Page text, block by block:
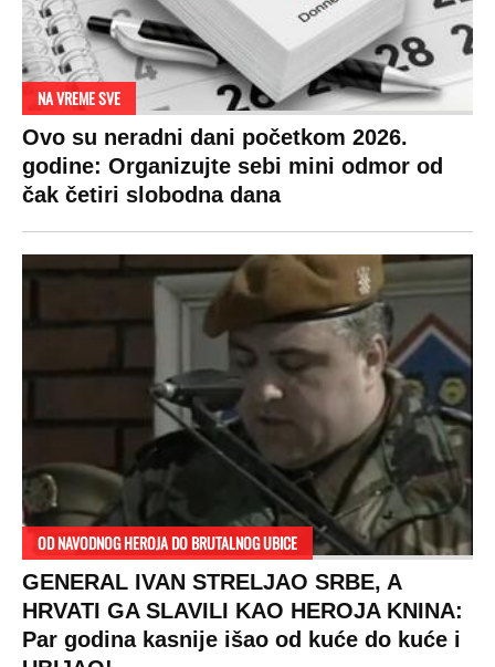
NA VREME SVE
Ovo su neradni dani početkom 2026.
godine: Organizujte sebi mini odmor od
čak četiri slobodna dana
OD NAVODNOG HEROJA DO BRUTALNOG UBICE
GENERAL IVAN STRELJAO SRBE, A
HRVATI GA SLAVILI KAO HEROJA KNINA:
Par godina kasnije išao od kuće do kuće i